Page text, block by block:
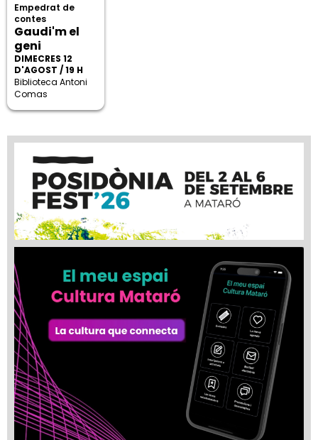
Empedrat de
contes
Gaudi'm el
geni
DIMECRES 12
D'AGOST / 19 H
Biblioteca Antoni
Comas